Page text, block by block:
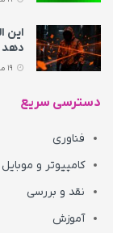
این
دهد
دسترسی سریع
فناوری
کامپیوتر و موبایل
نقد و بررسی
آموزش